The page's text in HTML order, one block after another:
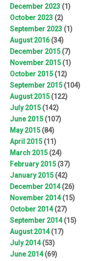
December 2023 (1)
October 2023 (2)
September 2023 (1)
August 2016(34)
December 2015(7)
November 2015(1)
October 2015(12)
September 2015(104)
August 2015(122)
July 2015(142)
June 2015(107)
May 2015(84)
April 2015(11)
March 2015(24)
February 2015(37)
January 2015(42)
December 2014(26)
November 2014(15)
October 2014(27)
September 2014(15)
August 2014(17)
July 2014(53)
June 2014(69)